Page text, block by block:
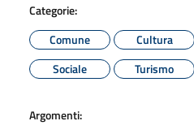
Categorie:
Comune
Cultura
Sociale
Turismo
Argomenti: